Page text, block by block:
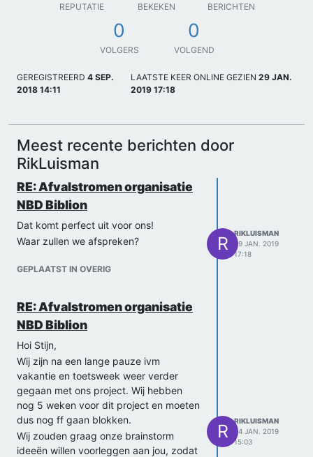
REPUTATIE BEKEKEN BERICHTEN
0
VOLGERS
0
VOLGEND
GEREGISTREERD 4 SEP.
2018 14:11
LAATSTE KEER ONLINE GEZIEN 29 JAN.
2019 17:18
Meest recente berichten door
RikLuisman
RE: Afvalstromen organisatie
NBD Biblion
Dat komt perfect uit voor ons!
Waar zullen we afspreken?
GEPLAATST IN OVERIG
R
RIKLUISMAN
29 JAN. 2019
17:18
RE: Afvalstromen organisatie
NBD Biblion
Hoi Stijn,
Wij zijn na een lange pauze ivm
vakantie en toetsweek weer verder
gegaan met ons project. Wij hebben
nog 5 weken voor dit project en moeten
dus nog ff gaan blokken.
Wij zouden graag onze brainstorm
ideeën willen voorleggen aan jou, zodat
R
RIKLUISMAN
24 JAN. 2019
15:03